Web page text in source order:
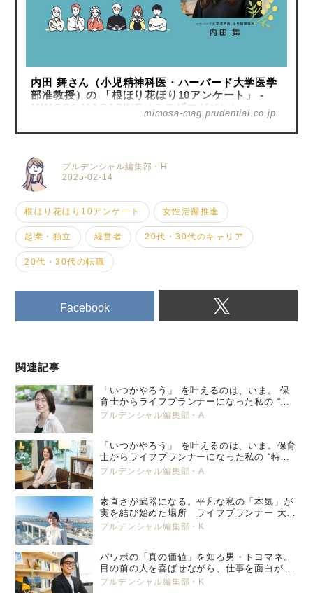
内田 舞さん（小児精神科医・ハーバード大学医学
部准教授）の 「根ほり花ほり10アンケート」 -
MIMOSA MAGAZINE（ミモザマガジン）
mimosa-mag.prudential.co.jp
2025-02-14
プルデンシャル編集部・H
根ほり花ほり10アンケート 女性活躍推進
起業・独立 経営者 20代・30代のキャリア
20代・30代の転職
Facebook
関連記事
「いつかやろう」 を叶えるのは、いま。 保
育士からライフプランナーになった私の “特
別養子縁組” という選択。 プルデンシャル
プルデンシャル編集部・A
「いつかやろう」 を叶えるのは、いま。保育
士からライフプランナーになった私の “特別
養子縁組” という選択。 プルデンシャル生
プルデンシャル編集部・A
素直さが武器になる。平凡な私の「本気」が
実を結び始めた場所 ライフプランナー 大塚
美那
プルデンシャル編集部・K
パワポの「真の価値」を知る男・トヨマネ。
目の前の人を喜ばせながら、仕事を面白がっ
ていく
プルデンシャル編集部・K